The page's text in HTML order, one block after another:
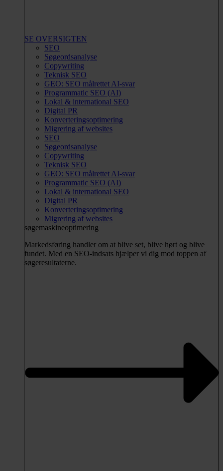
SE OVERSIGTEN
SEO
Søgeordsanalyse
Copywriting
Teknisk SEO
GEO: SEO målrettet AI-svar
Programmatic SEO (AI)
Lokal & international SEO
Digital PR
Konverteringsoptimering
Migrering af websites
SEO
Søgeordsanalyse
Copywriting
Teknisk SEO
GEO: SEO målrettet AI-svar
Programmatic SEO (AI)
Lokal & international SEO
Digital PR
Konverteringsoptimering
Migrering af websites
søgemaskineoptimering
Markedsføring handler om at blive set, blive hørt og blive
fundet. Med en SEO-indsats hjælper vi dig mod toppen af
søgeresultaterne.